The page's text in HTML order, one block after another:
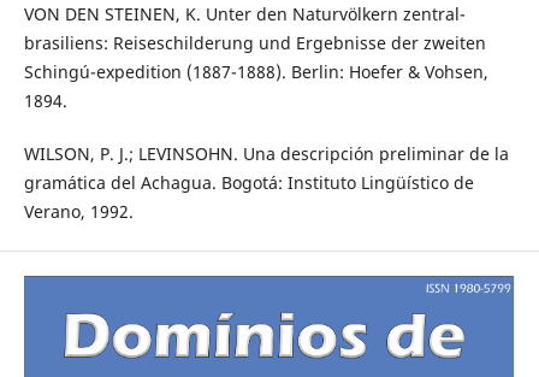
VON DEN STEINEN, K. Unter den Naturvölkern zentral-
brasiliens: Reiseschilderung und Ergebnisse der zweiten
Schingú-expedition (1887-1888). Berlin: Hoefer & Vohsen,
1894.
WILSON, P. J.; LEVINSOHN. Una descripción preliminar de la
gramática del Achagua. Bogotá: Instituto Lingüístico de
Verano, 1992.